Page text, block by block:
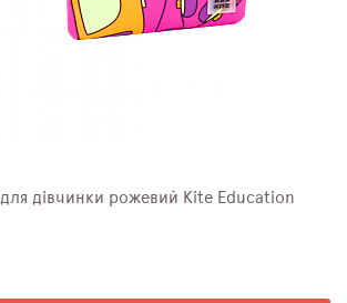
дівчинки рожевий Kite Education